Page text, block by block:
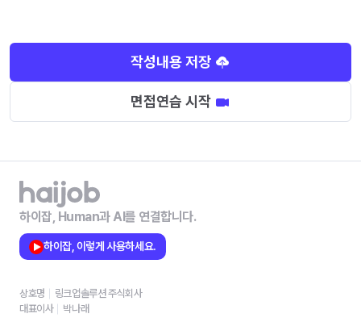
작성내용 저장
면접연습 시작
하이잡, Human과 AI를 연결합니다.
하이잡, 이렇게 사용하세요.
상호명
링크업솔루션 주식회사
대표이사
박나래